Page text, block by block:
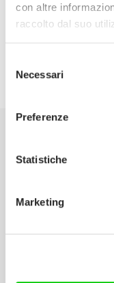
con altre
raccolto dal suo
delNecessari
Preferenze
Statistiche
Marketing
Cea –
Via Traversi,
Italia